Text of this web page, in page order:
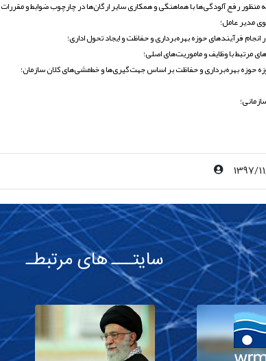
رفع آلودگی‌ها با هماهنگی و همکاری سایر ارگان‌ها در چارچوب ضوابط و
مدیر عامل؛
فرآیندهای حوزه بهره‌برداری و حفاظت و ایجاد تحول اداری؛
مرتبط با وظایف و ماموریت‌های اصلی؛
حوزه بهره‌برداری و حفاظت بر اساس جهت‌گیری‌ها و خط‌مشی‌های کلان سازمان؛
1397/
سایتـــ های مرتبطـ